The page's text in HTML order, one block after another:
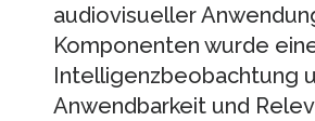
audiovisueller
Komponenten wurde
Intelligenzbeobachtung
Anwendbarkeit und